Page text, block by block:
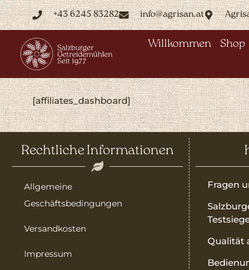
+43 6245 83282 info@agrisan.at
Willkommen Shop
[affiliates_dashboard]
Rechtliche Informationen
Allgemeine
Geschäftsbedingungen
Versandkosten
Impressum
Fragen
Qualität